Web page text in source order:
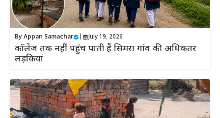
By Appan Samachar July 19, 2026
काॅलेज तक नहीं पहुंच पाती हैं सिमरा गांव की अधिकतर
लड़कियां